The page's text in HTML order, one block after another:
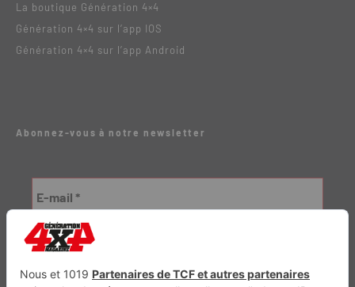
La boutique Génération 4×4
Génération 4×4 sur l’app IOS
Génération 4×4 sur l’app Android
Abonnez-vous à notre newsletter